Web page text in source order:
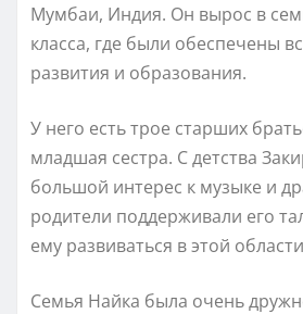
Мумбаи, Индия. Он вырос в
класса, где были обеспечены
развития и образования.
У него есть трое старших
младшая сестра. С детства
большой интерес к музыке и
родители поддерживали его
ему развиваться в этой
Семья Найка была очень